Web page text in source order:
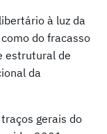
libertário à luz da
do fracasso
estrutural de
da
gerais do